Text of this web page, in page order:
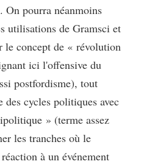
On pourra néanmoins
utilisations de Gramsci et
le concept de « révolution
ici l'offensive du
postfordisme), tout
des cycles politiques avec
» (terme assez
les tranches où le
à un événement